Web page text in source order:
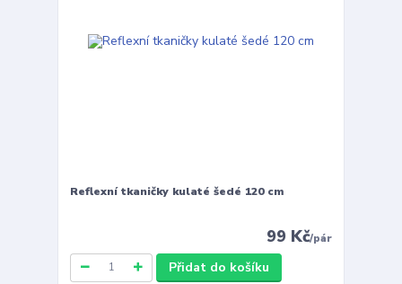
Reflexní tkaničky kulaté šedé 120 cm
99 Kč/pár
Přidat do košíku